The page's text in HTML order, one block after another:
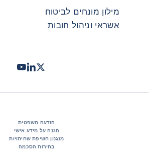
מילון מונחים לביטוח
אשראי וניהול חובות
Twitter - קופאסLinkedIn
Youtube
הודעה משפטית
הגנה על מידע אישי
מנגנון חשיפת שחיתויות
בחירות הסכמה